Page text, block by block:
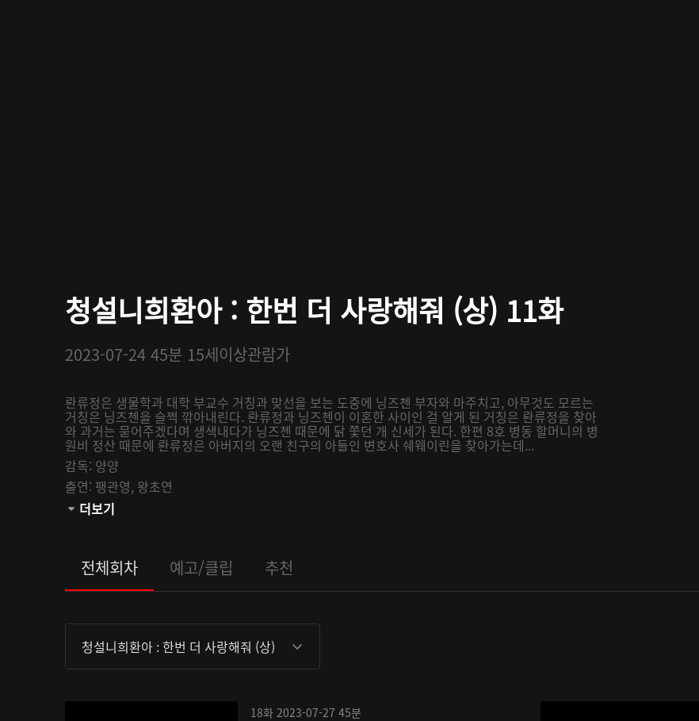
청설니희환아 : 한번 더 사랑해줘 (상) 11화
2023-07-24 45분 15세이상관람가
롼류정은 생물학과 대학 부교수 거칭과 맞선을 보는 도중에 닝즈첸 부자와 마주치고, 아무것도 모르는
거칭은 닝즈첸을 슬쩍 깎아내린다. 롼류정과 닝즈첸이 이혼한 사이인 걸 알게 된 거칭은 롼류정을 찾아
와 과거는 묻어주겠다며 생색내다가 닝즈첸 때문에 닭 쫓던 개 신세가 된다. 한편 8호 병동 할머니의 병
원비 정산 때문에 롼류정은 아버지의 오랜 친구의 아들인 변호사 쉐웨이린을 찾아가는데...
감독: 양양
출연: 팽관영, 왕초연
관람등급:
더보기
전체회차 예고/클립 추천
청설니희환아 : 한번 더 사랑해줘 (상)
18화 2023-07-27 45분